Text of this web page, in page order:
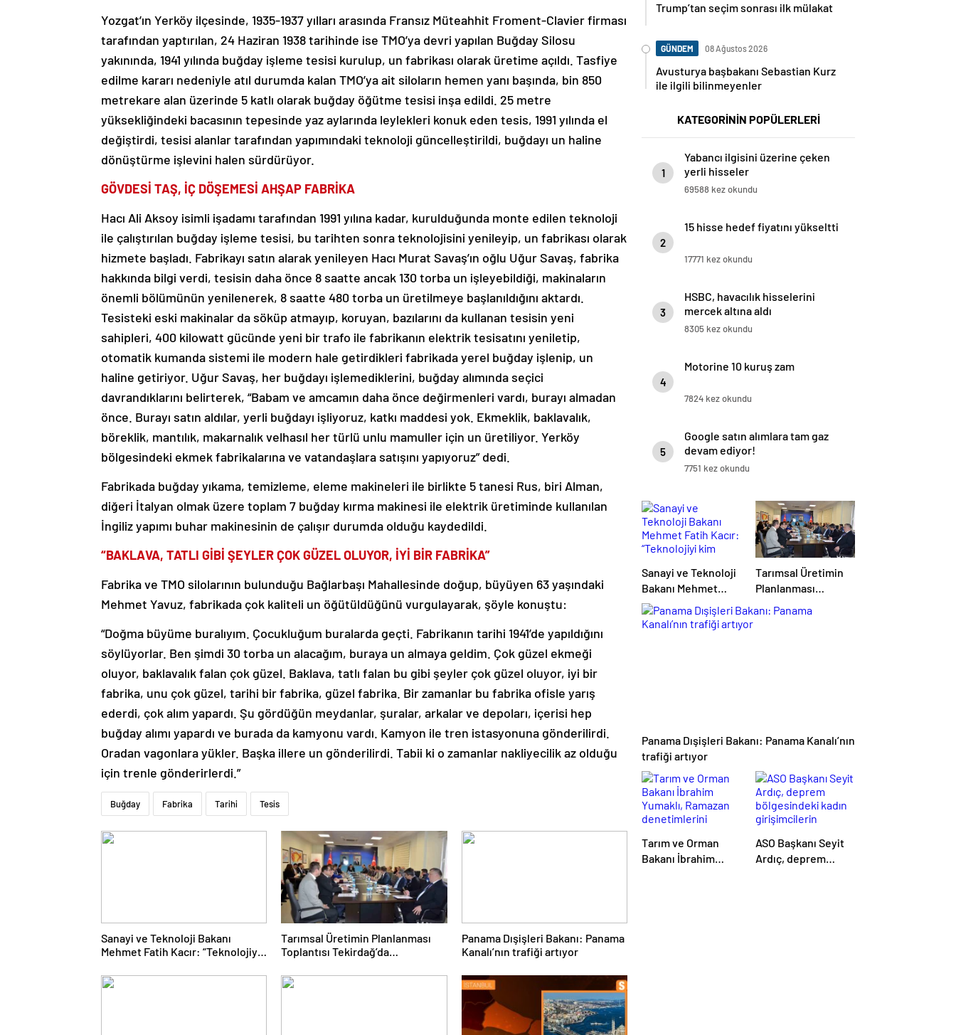
Yozgat’ın Yerköy ilçesinde, 1935-1937 yılları arasında Fransız Müteahhit Froment-Clavier firması
tarafından yaptırılan, 24 Haziran 1938 tarihinde ise TMO’ya devri yapılan Buğday Silosu
yakınında, 1941 yılında buğday işleme tesisi kurulup, un fabrikası olarak üretime açıldı. Tasfiye
edilme kararı nedeniyle atıl durumda kalan TMO’ya ait siloların hemen yanı başında, bin 850
metrekare alan üzerinde 5 katlı olarak buğday öğütme tesisi inşa edildi. 25 metre
yüksekliğindeki bacasının tepesinde yaz aylarında leylekleri konuk eden tesis, 1991 yılında el
değiştirdi, tesisi alanlar tarafından yapımındaki teknoloji güncelleştirildi, buğdayı un haline
dönüştürme işlevini halen sürdürüyor.
GÖVDESİ TAŞ, İÇ DÖŞEMESİ AHŞAP FABRİKA
Hacı Ali Aksoy isimli işadamı tarafından 1991 yılına kadar, kurulduğunda monte edilen teknoloji
ile çalıştırılan buğday işleme tesisi, bu tarihten sonra teknolojisini yenileyip, un fabrikası olarak
hizmete başladı. Fabrikayı satın alarak yenileyen Hacı Murat Savaş’ın oğlu Uğur Savaş, fabrika
hakkında bilgi verdi, tesisin daha önce 8 saatte ancak 130 torba un işleyebildiği, makinaların
önemli bölümünün yenilenerek, 8 saatte 480 torba un üretilmeye başlanıldığını aktardı.
Tesisteki eski makinalar da söküp atmayıp, koruyan, bazılarını da kullanan tesisin yeni
sahipleri, 400 kilowatt gücünde yeni bir trafo ile fabrikanın elektrik tesisatını yeniletip,
otomatik kumanda sistemi ile modern hale getirdikleri fabrikada yerel buğday işlenip, un
haline getiriyor. Uğur Savaş, her buğdayı işlemediklerini, buğday alımında seçici
davrandıklarını belirterek, “Babam ve amcamın daha önce değirmenleri vardı, burayı almadan
önce. Burayı satın aldılar, yerli buğdayı işliyoruz, katkı maddesi yok. Ekmeklik, baklavalık,
böreklik, mantılık, makarnalık velhasıl her türlü unlu mamuller için un üretiliyor. Yerköy
bölgesindeki ekmek fabrikalarına ve vatandaşlara satışını yapıyoruz” dedi.
Fabrikada buğday yıkama, temizleme, eleme makineleri ile birlikte 5 tanesi Rus, biri Alman,
diğeri İtalyan olmak üzere toplam 7 buğday kırma makinesi ile elektrik üretiminde kullanılan
İngiliz yapımı buhar makinesinin de çalışır durumda olduğu kaydedildi.
“BAKLAVA, TATLI GİBİ ŞEYLER ÇOK GÜZEL OLUYOR, İYİ BİR FABRİKA”
Fabrika ve TMO silolarının bulunduğu Bağlarbaşı Mahallesinde doğup, büyüyen 63 yaşındaki
Mehmet Yavuz, fabrikada çok kaliteli un öğütüldüğünü vurgulayarak, şöyle konuştu:
“Doğma büyüme buralıyım. Çocukluğum buralarda geçti. Fabrikanın tarihi 1941’de yapıldığını
söylüyorlar. Ben şimdi 30 torba un alacağım, buraya un almaya geldim. Çok güzel ekmeği
oluyor, baklavalık falan çok güzel. Baklava, tatlı falan bu gibi şeyler çok güzel oluyor, iyi bir
fabrika, unu çok güzel, tarihi bir fabrika, güzel fabrika. Bir zamanlar bu fabrika ofisle yarış
ederdi, çok alım yapardı. Şu gördüğün meydanlar, şuralar, arkalar ve depoları, içerisi hep
buğday alımı yapardı ve burada da kamyonu vardı. Kamyon ile tren istasyonuna gönderilirdi.
Oradan vagonlara yükler. Başka illere un gönderilirdi. Tabii ki o zamanlar nakliyecilik az olduğu
için trenle gönderirlerdi.”
Buğday Fabrika Tarihi Tesis
Sanayi ve Teknoloji Bakanı
Mehmet Fatih Kacır: “Teknolojiyi
koyacak”
Tarımsal Üretimin Planlanması
Toplantısı Tekirdağ’da
Panama Dışişleri Bakanı: Panama
Kanalı’nın trafiği artıyor
Trump’tan seçim sonrası ilk mülakat
GÜNDEM 08 Ağustos 2026
Avusturya başbakanı Sebastian Kurz
ile ilgili bilinmeyenler
KATEGORİNİN POPÜLERLERİ
1
Yabancı ilgisini üzerine çeken
yerli hisseler
69588 kez okundu
2
15 hisse hedef fiyatını yükseltti
17771 kez okundu
3
HSBC, havacılık hisselerini
mercek altına aldı
8305 kez okundu
4
Motorine 10 kuruş zam
7824 kez okundu
5
Google satın alımlara tam gaz
devam ediyor!
7751 kez okundu
Sanayi ve Teknoloji
Bakanı Mehmet
Fatih Kacır:
“Teknolojiyi kim
Tarımsal Üretimin
Planlanması
Toplantısı
Panama Dışişleri Bakanı: Panama Kanalı’nın
trafiği artıyor
Tarım ve Orman
Bakanı İbrahim
ASO Başkanı Seyit
Ardıç, deprem